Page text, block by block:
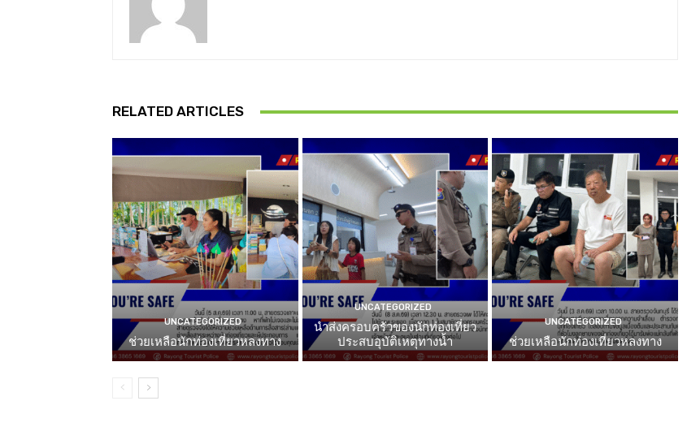
RELATED ARTICLES
UNCATEGORIZED
ช่วยเหลือนักท่องเที่ยวหลงทาง
UNCATEGORIZED
นำส่งครอบครัวของนักท่องเที่ยว
ประสบอุบัติเหตุทางน้ำ
UNCATEGORIZED
ช่วยเหลือนักท่องเที่ยวหลงทาง